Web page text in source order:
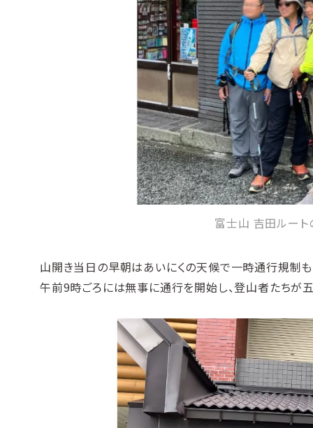
富士山 吉田ルー
山開き当日の早朝はあいにくの天候で一時通行規制も
午前9時ごろには無事に通行を開始し、登山者たちが